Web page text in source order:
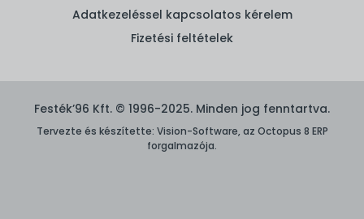
Adatkezeléssel kapcsolatos kérelem
Fizetési feltételek
Festék’96 Kft. © 1996-2025. Minden jog fenntartva.
Tervezte és készítette: Vision-Software, az Octopus 8 ERP
forgalmazója.